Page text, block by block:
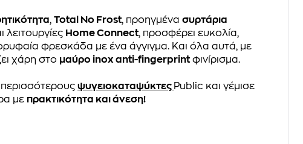
,Total No Frost, προηγμένασυρτάρια
λειτουργίες Home Connect, προσφέρει ευκολία,
φρεσκάδα με ένα άγγιγμα. Και όλα αυτά, με
χάρη στο μαύρο inox anti-fingerprintφινίρισμα.
ψυγειοκαταψύκτες Public και γέμισε
με πρακτικότητα και άνεση!